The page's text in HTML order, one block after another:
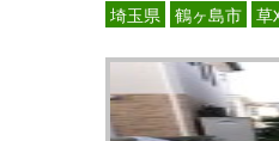
埼玉県 鶴ヶ島市 草